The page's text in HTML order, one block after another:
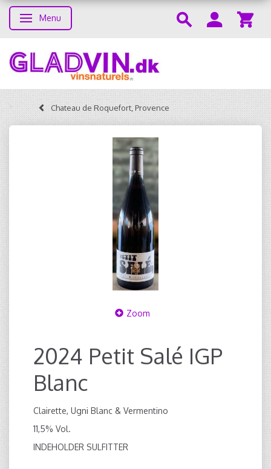
Skifte navigation
Menu
Chateau de Roquefort, Provence
Zoom
2024 Petit Salé IGP
Blanc
Clairette, Ugni Blanc & Vermentino
11,5% Vol.
INDEHOLDER SULFITTER